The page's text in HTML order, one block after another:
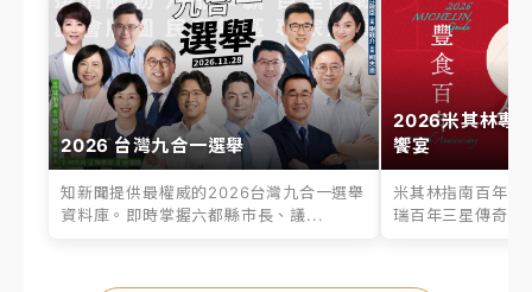
2026 台灣九合一選舉
知新聞提供最權威的2026台灣九合一選舉
資料庫。即時掌握六都縣市長、議...
2026米其林專
饗宴
米其林指南百年之
瑞百年三星傳奇、